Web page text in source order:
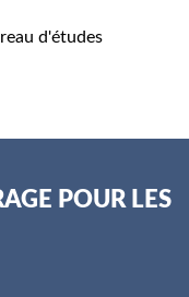
d'études
POUR LES